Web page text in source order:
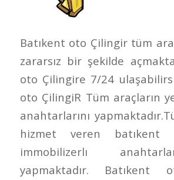
Batıkent oto Çilingir tüm araç
zararsız bir şekilde
oto Çilingire 7/24
oto ÇilingiR Tüm araçların
anahtarlarını
hizmet veren batıkent
immobilizerlı
yapmaktadır. Batıkent